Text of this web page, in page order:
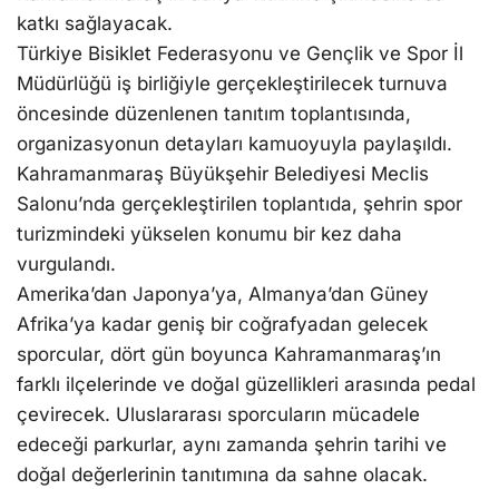
katkı sağlayacak.
Türkiye Bisiklet Federasyonu ve Gençlik ve Spor İl
Müdürlüğü iş birliğiyle gerçekleştirilecek turnuva
öncesinde düzenlenen tanıtım toplantısında,
organizasyonun detayları kamuoyuyla paylaşıldı.
Kahramanmaraş Büyükşehir Belediyesi Meclis
Salonu’nda gerçekleştirilen toplantıda, şehrin spor
turizmindeki yükselen konumu bir kez daha
vurgulandı.
Amerika’dan Japonya’ya, Almanya’dan Güney
Afrika’ya kadar geniş bir coğrafyadan gelecek
sporcular, dört gün boyunca Kahramanmaraş’ın
farklı ilçelerinde ve doğal güzellikleri arasında pedal
çevirecek. Uluslararası sporcuların mücadele
edeceği parkurlar, aynı zamanda şehrin tarihi ve
doğal değerlerinin tanıtımına da sahne olacak.